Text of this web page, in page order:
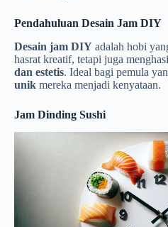
Pendahuluan Desain Jam DIY
Desain jam DIY adalah hobi
hasrat kreatif, tetapi juga
dan estetis. Ideal bagi pemula
unik mereka menjadi kenyataan.
Jam Dinding Sushi